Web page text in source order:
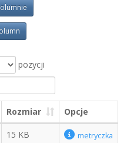
pozycji
Rozmiar Opcje
15 KB metryczka